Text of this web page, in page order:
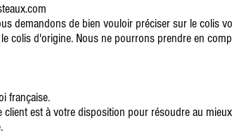
demandons de bien vouloir préciser sur le colis
colis d'origine. Nous ne pourrons prendre en
française.
client est à votre disposition pour résoudre au